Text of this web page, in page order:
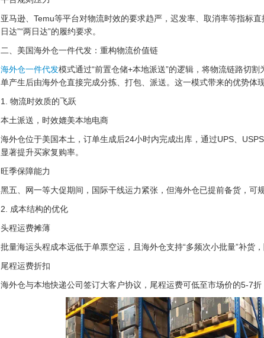
亚马逊、Temu等平台对物流时效的要求趋严，迟发率、取消率等指标
日达”“两日达”的履约要求。
二、美国海外仓一件代发：重构物流价值链
海外仓一件代发模式通过“前置仓储+本地派送”的逻辑，将物流链路切
单产生后由海外仓直接完成分拣、打包、派送。这一模式带来的优势体
1. 物流时效质的飞跃
本土派送，时效媲美本地电商
海外仓位于美国本土，订单生成后24小时内完成出库，通过UPS、
显著提升买家复购率。
旺季保障能力
黑五、网一等大促期间，国际干线运力紧张，但海外仓已提前备货，可
2. 成本结构的优化
头程运费摊薄
批量海运头程成本远低于单票空运，且海外仓支持“多频次小批量”补货，
尾程运费折扣
海外仓与本地快递公司签订大客户协议，尾程运费可低至市场价的5-7折